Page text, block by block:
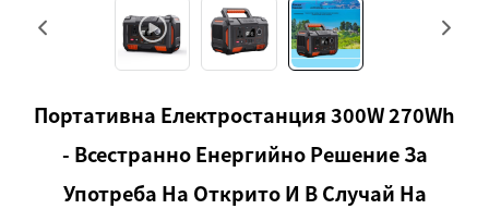
Портативна Електростанция 300W 270Wh
- Всестранно Енергийно Решение За
Употреба На Открито И В Случай На